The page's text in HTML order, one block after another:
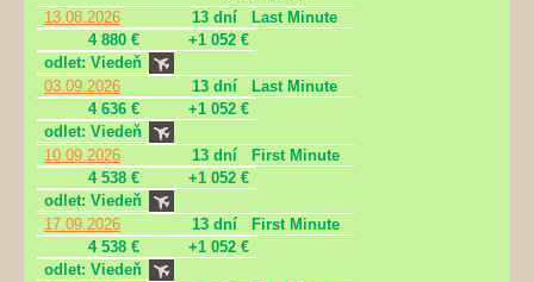
13.08.2026
13 dní
Last Minute
4 880 €
+1 052 €
odlet: Viedeň
03.09.2026
13 dní
Last Minute
4 636 €
+1 052 €
odlet: Viedeň
10.09.2026
13 dní
First Minute
4 538 €
+1 052 €
odlet: Viedeň
17.09.2026
13 dní
First Minute
4 538 €
+1 052 €
odlet: Viedeň